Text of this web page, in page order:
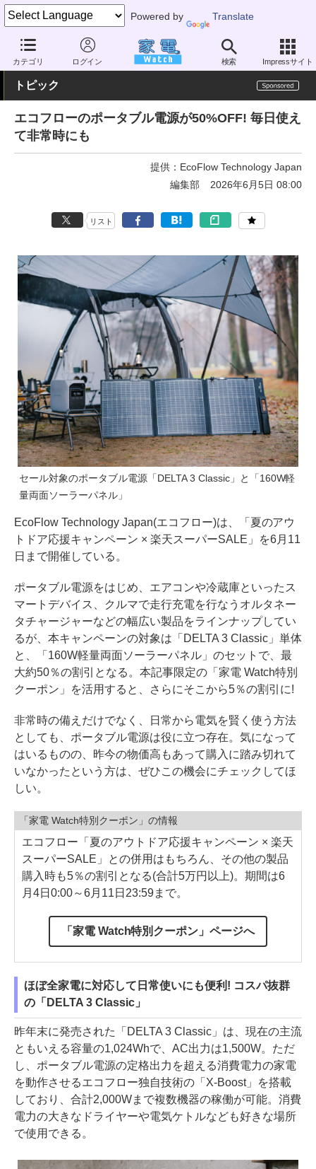
Powered by Translate
カテゴリ ログイン 検索 Impressサイト
家電 Watch 生活家電 電池・タップ モバイルバッテリー
トピック
エコフローのポータブル電源が50%OFF! 毎日使え
て非常時にも
提供： EcoFlow Technology Japan
編集部
2026年6月5日 08:00
リスト
セール対象のポータブル電源「DELTA 3 Classic」と「160W軽
量両面ソーラーパネル」
EcoFlow Technology Japan(エコフロー)は、「夏のアウ
トドア応援キャンペーン × 楽天スーパーSALE」を6月11
日まで開催している。
ポータブル電源をはじめ、エアコンや冷蔵庫といったス
マートデバイス、クルマで走行充電を行なうオルタネー
タチャージャーなどの幅広い製品をラインナップしてい
るが、本キャンペーンの対象は「DELTA 3 Classic」単体
と、「160W軽量両面ソーラーパネル」のセットで、最
大約50％の割引となる。本記事限定の「家電 Watch特別
クーポン」を活用すると、さらにそこから5％の割引に!
非常時の備えだけでなく、日常から電気を賢く使う方法
としても、ポータブル電源は役に立つ存在。気になって
はいるものの、昨今の物価高もあって購入に踏み切れて
いなかったという方は、ぜひこの機会にチェックしてほ
しい。
「家電 Watch特別クーポン」の情報
エコフロー「夏のアウトドア応援キャンペーン × 楽天
スーパーSALE」との併用はもちろん、その他の製品
購入時も5％の割引となる(合計5万円以上)。期間は6
月4日0:00～6月11日23:59まで。
「家電 Watch特別クーポン」ページへ
ほぼ全家電に対応して日常使いにも便利! コスパ抜群
の「DELTA 3 Classic」
昨年末に発売された「DELTA 3 Classic」は、現在の主流
ともいえる容量の1,024Whで、AC出力は1,500W。ただ
し、ポータブル電源の定格出力を超える消費電力の家電
を動作させるエコフロー独自技術の「X-Boost」を搭載
しており、合計2,000Wまで複数機器の稼働が可能。消費
電力の大きなドライヤーや電気ケトルなども好きな場所
で使用できる。